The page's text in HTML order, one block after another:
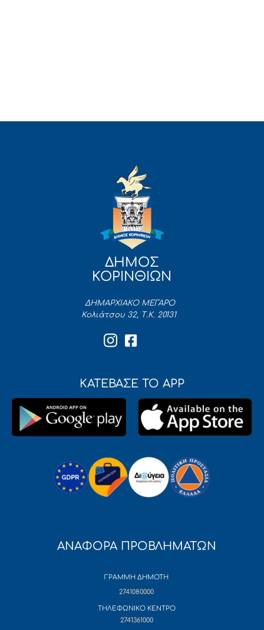
ΔΗΜΟΣ
ΚΟΡΙΝΘΙΩΝ
ΔΗΜΑΡΧΙΑΚΟ ΜΕΓΑΡΟ
Κολιάτσου 32, Τ.Κ. 20131
ΚΑΤΕΒΑΣΕ ΤΟ APP
ΑΝΑΦΟΡΑ ΠΡΟΒΛΗΜΑΤΩΝ
ΓΡΑΜΜΗ ΔΗΜΟΤΗ
2741080000
ΤΗΛΕΦΩΝΙΚΟ ΚΕΝΤΡΟ
2741361000